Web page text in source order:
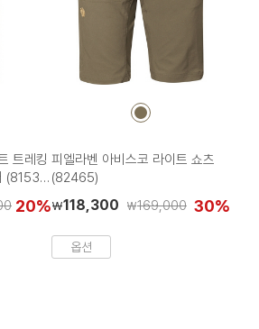
트레킹
(81535
20%
컬
피엘라벤 아비스코 라이트 쇼츠
(82465)
₩118,300 ₩169,000 30%
옵션